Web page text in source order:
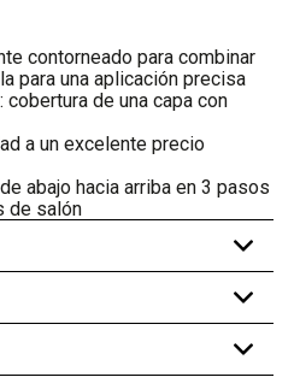
contorneado para combinar
para una aplicación precisa
de una capa con
a un excelente precio
abajo hacia arriba en 3 pasos
de salón
+
+
+